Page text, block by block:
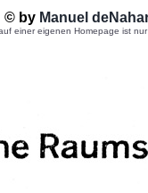
© by Manuel
einer eigenen Homepage ist